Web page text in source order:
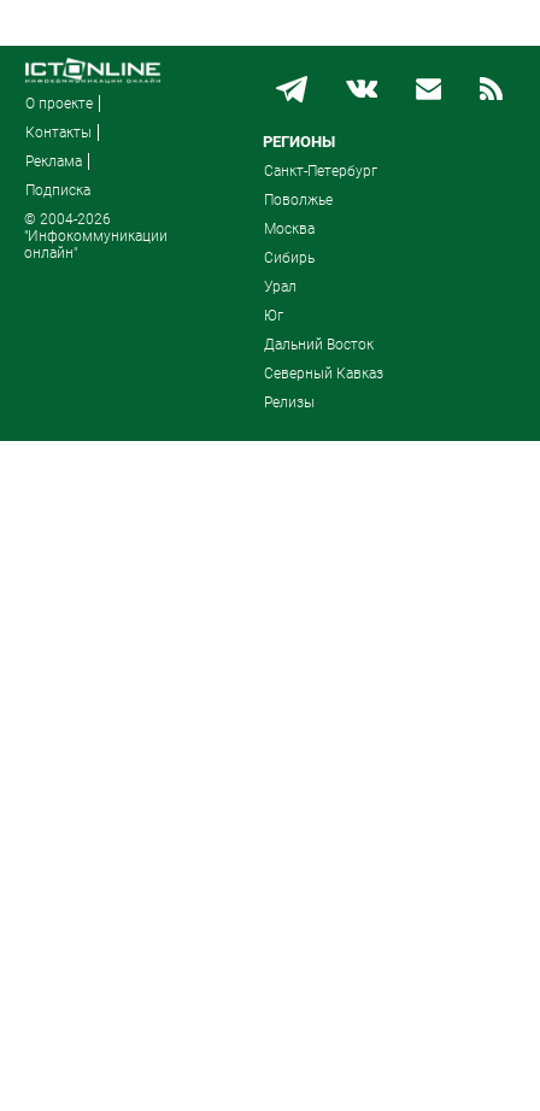
О проекте
Контакты
Реклама
Подписка
© 2004-2026
"Инфокоммуникации
онлайн"
РЕГИОНЫ
Санкт-Петербург
Поволжье
Москва
Сибирь
Урал
Юг
Дальний Восток
Северный Кавказ
Релизы